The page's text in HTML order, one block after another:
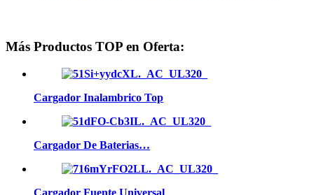
Más Productos TOP en Oferta:
Cargador Inalambrico Top
Cargador De Baterias…
Cargador Fuente Universal